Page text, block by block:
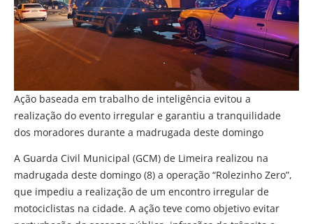
Ação baseada em trabalho de inteligência evitou a
realização do evento irregular e garantiu a tranquilidade
dos moradores durante a madrugada deste domingo
A Guarda Civil Municipal (GCM) de Limeira realizou na
madrugada deste domingo (8) a operação “Rolezinho Zero”,
que impediu a realização de um encontro irregular de
motociclistas na cidade. A ação teve como objetivo evitar